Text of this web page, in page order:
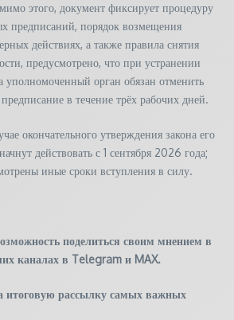
этого, документ фиксирует процедуру
предписаний, порядок возмещения
действиях, а также правила снятия
предусмотрено, что при устранении
уполномоченный орган обязан отменить
в течение трёх рабочих дней.
окончательного утверждения закона его
действовать с 1 сентября 2026 года;
иные сроки вступления в силу.
поделиться своим мнением в
каналах в Telegram и MAX.
итоговую рассылку самых важных